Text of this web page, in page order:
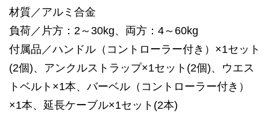
材質／アルミ合金
負荷／片方：2～30kg、両方：4～60kg
付属品／ハンドル（コントローラー付き）×1セット
(2個)、アンクルストラップ×1セット(2個)、ウエス
トベルト×1本、バーベル（コントローラー付き）
×1本、延長ケーブル×1セット(2本)